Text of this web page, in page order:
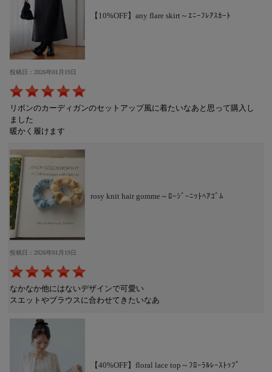
【10%OFF】any flare skirt～ｴﾆｰﾌﾚｱｽｶｰﾄ
投稿日：2026年01月19日
リボンのカーディガンのセットアップ風に着たいなあと思って購入し
ました
暖かく履けます
rosy knit hair gomme～ﾛｰｼﾞｰﾆｯﾄﾍｱｺﾞﾑ
投稿日：2026年01月19日
なかなか他にはないデザインで可愛い
スエットやブラウスに合わせてきたいなあ
【40%OFF】floral lace top～ﾌﾛｰﾗﾙﾚｰｽﾄｯﾌﾟ